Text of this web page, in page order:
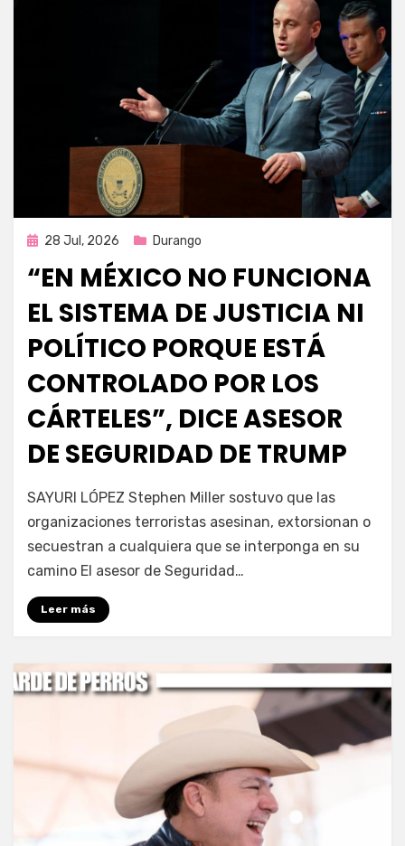
Publicada
28 Jul, 2026 Durango
“EN MÉXICO NO FUNCIONA
EL SISTEMA DE JUSTICIA NI
POLÍTICO PORQUE ESTÁ
CONTROLADO POR LOS
CÁRTELES”, DICE ASESOR
DE SEGURIDAD DE TRUMP
porFernando Miranda Servín
SAYURI LÓPEZ Stephen Miller sostuvo que las
organizaciones terroristas asesinan, extorsionan o
secuestran a cualquiera que se interponga en su
camino El asesor de Seguridad…
Leer más